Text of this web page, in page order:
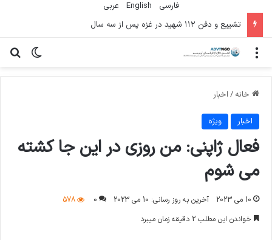
فارسی English
عربي
تشییع و دفن ۱۱۲ شهید در غزه پس از سه سال
تغییر منو
خانه / اخبار
اخبار ویژه
فعال ژاپنی: من روزی در این جا کشته
می شوم
10 می 2023 آخرین به روز رسانی: 10 می 2023 0
578
خواندن این مطلب 2 دقیقه زمان میبرد